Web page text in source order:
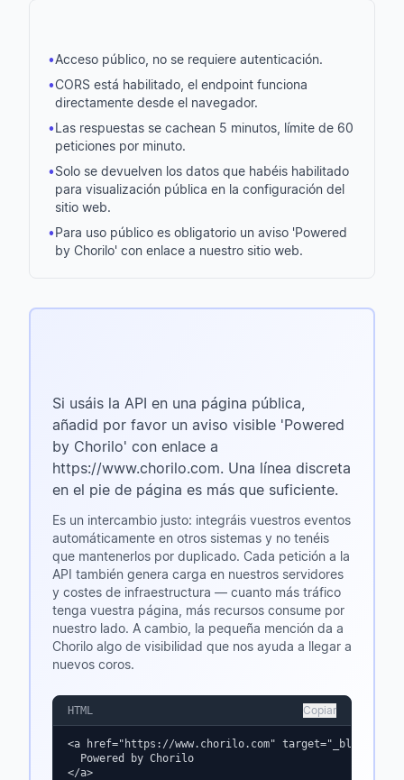
•Acceso público, no se requiere autenticación.
•CORS está habilitado, el endpoint funciona
directamente desde el navegador.
•Las respuestas se cachean 5 minutos, límite de 60
peticiones por minuto.
•Solo se devuelven los datos que habéis habilitado
para visualización pública en la configuración del
sitio web.
•Para uso público es obligatorio un aviso 'Powered
by Chorilo' con enlace a nuestro sitio web.
Si usáis la API en una página pública,
añadid por favor un aviso visible 'Powered
by Chorilo' con enlace a
https://www.chorilo.com. Una línea discreta
en el pie de página es más que suficiente.
Es un intercambio justo: integráis vuestros eventos
automáticamente en otros sistemas y no tenéis
que mantenerlos por duplicado. Cada petición a la
API también genera carga en nuestros servidores
y costes de infraestructura — cuanto más tráfico
tenga vuestra página, más recursos consume por
nuestro lado. A cambio, la pequeña mención da a
Chorilo algo de visibilidad que nos ayuda a llegar a
nuevos coros.
HTML Copiar
<a href="https://www.chorilo.com" target="_blank"
  Powered by Chorilo
</a>